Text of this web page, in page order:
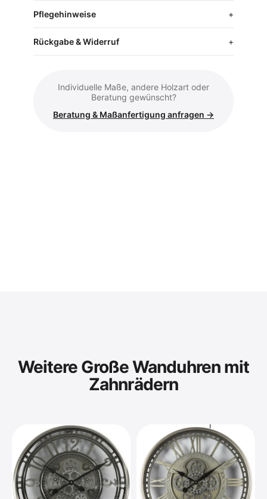
Pflegehinweise
Rückgabe & Widerruf
Individuelle Maße, andere Holzart oder
Beratung gewünscht?
Beratung & Maßanfertigung anfragen →
Weitere Große Wanduhren mit
Zahnrädern